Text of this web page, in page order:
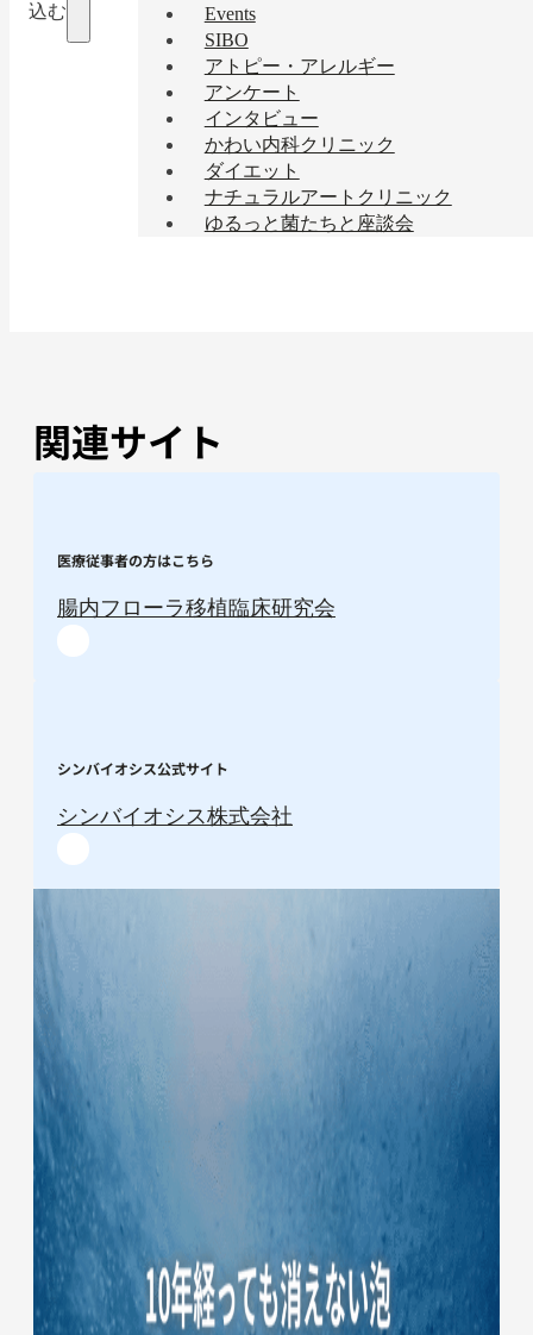
込む
Events
SIBO
アトピー・アレルギー
アンケート
インタビュー
かわい内科クリニック
ダイエット
ナチュラルアートクリニック
ゆるっと菌たちと座談会
関連サイト
医療従事者の方はこちら
腸内フローラ移植臨床研究会
シンバイオシス公式サイト
シンバイオシス株式会社